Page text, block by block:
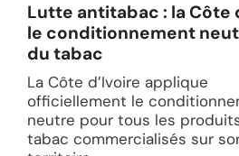
Lutte antitabac : la Côte
le conditionnement
du tabac
La Côte d’Ivoire applique
officiellement le
neutre pour tous les
tabac commercialisés sur